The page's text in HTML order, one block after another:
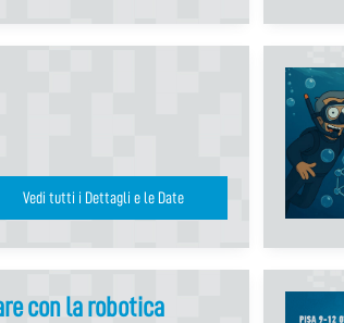
Vedi tutti i Dettagli e le Date
con la robotica